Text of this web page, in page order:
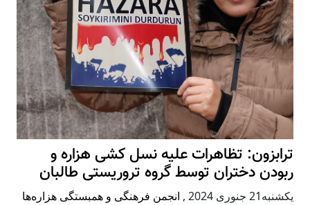
ترابزون: تظاهرات علیه نسل کشی هزاره و
ربودن دختران توسط گروه تروریستی طالبان
يكشنبه21 جنوری 2024 , انجمن فرهنگی و همبستگی هزاره‌ها